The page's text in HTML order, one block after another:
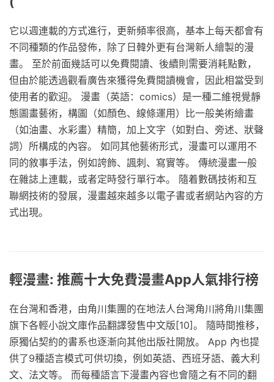
它以週連載的方式進行，更新頻率很高，基本上每天都會有
不同種類的作品發佈，除了日韓外更有台灣新人繪製的漫
畫。 至於前面幾話可以免費閱讀、後續則需要消耗點數，
但由於能透過觀看廣告來獲得免費閱讀機會，因此相當受到
使用者的歡迎。 漫畫（英語：comics）是一種二維視覺靜
態圖畫藝術，構圖（如顏色、線條運用）比一般美術繪畫
（如油畫、水彩畫）精簡，加上文字（如對白、旁述、狀聲
詞）所構成的內容。 如同其他藝術形式，漫畫可以運用不
同的敘事手法，例如誇飾、諷刺、寫實等。 傳統漫畫一般
在雜誌上連載，或者定時發行單行本。 隨着數碼技術和互
聯網技術的發展，漫畫越來越多以電子書或者網站內容的方
式出現。
輕漫畫: 推薦十大免費漫畫App人氣排行榜
在台灣和香港，由角川集團的在地法人台灣角川將角川集團
旗下各輕小說文庫作品翻譯發售中文版[10]。 隨時間推移，
原獨佔契約的書系也逐漸向其他出版社開放。 App 內也提
供了9種語言模式可供切換，例如英語、西班牙語、義大利
文、法文等。 而每種語言下漫畫內容也會隨之有不同的翻